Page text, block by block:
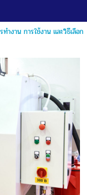
ำงาน การใช้งาน และวิธีเลือก